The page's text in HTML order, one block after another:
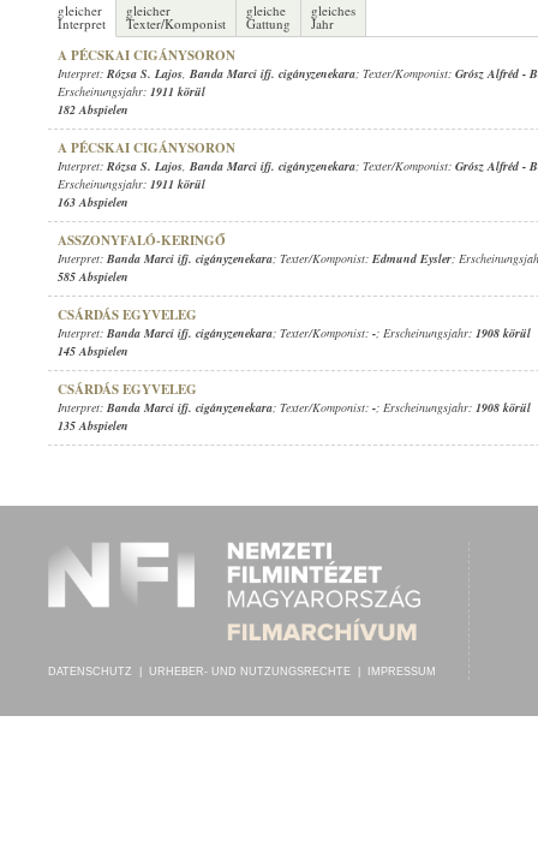
gleicher
Interpret
gleicher
Texter/Komponist
gleiche
Gattung
gleiches
Jahr
A PÉCSKAI CIGÁNYSORON
Interpret: Rózsa S. Lajos, Banda Marci ifj. cigányzenekara; Texter/Komponist: Grósz Alfréd -
Erscheinungsjahr: 1911 körül
182 Abspielen
A PÉCSKAI CIGÁNYSORON
Interpret: Rózsa S. Lajos, Banda Marci ifj. cigányzenekara; Texter/Komponist: Grósz Alfréd -
Erscheinungsjahr: 1911 körül
163 Abspielen
ASSZONYFALÓ-KERINGŐ
Interpret: Banda Marci ifj. cigányzenekara; Texter/Komponist: Edmund Eysler;
585 Abspielen
CSÁRDÁS EGYVELEG
Interpret: Banda Marci ifj. cigányzenekara; Texter/Komponist: -; Erscheinungsjahr: 1908 körül
145 Abspielen
CSÁRDÁS EGYVELEG
Interpret: Banda Marci ifj. cigányzenekara; Texter/Komponist: -; Erscheinungsjahr: 1908 körül
135 Abspielen
DATENSCHUTZ URHEBER- UND NUTZUNGSRECHTE IMPRESSUM